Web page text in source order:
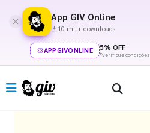
App GIV Online
10 mil+ downloads
APPGIVONLINE 5% OFF
*verifique condições